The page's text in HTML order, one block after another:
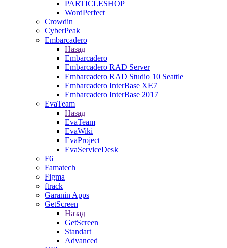
PARTICLESHOP
WordPerfect
Crowdin
CyberPeak
Embarcadero
Назад
Embarcadero
Embarcadero RAD Server
Embarcadero RAD Studio 10 Seattle
Embarcadero InterBase XE7
Embarcadero InterBase 2017
EvaTeam
Назад
EvaTeam
EvaWiki
EvaProject
EvaServiceDesk
F6
Famatech
Figma
ftrack
Garanin Apps
GetScreen
Назад
GetScreen
Standart
Advanced